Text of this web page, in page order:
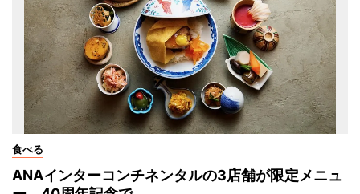
食べる
ANAインターコンチネンタルの3店舗が限定メニュ